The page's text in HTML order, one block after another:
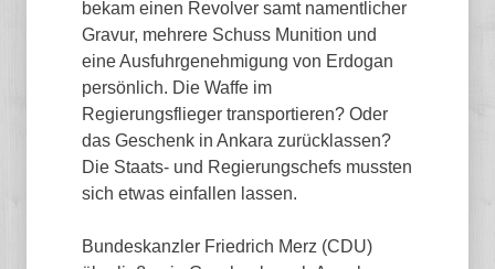
bekam einen Revolver samt namentlicher
Gravur, mehrere Schuss Munition und
eine Ausfuhrgenehmigung von Erdogan
persönlich. Die Waffe im
Regierungsflieger transportieren? Oder
das Geschenk in Ankara zurücklassen?
Die Staats- und Regierungschefs mussten
sich etwas einfallen lassen.
Bundeskanzler Friedrich Merz (CDU)